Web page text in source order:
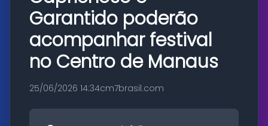
Garantido poderão
acompanhar festival
no Centro de Manaus
25/06/2026 14:34cm7brasil.com